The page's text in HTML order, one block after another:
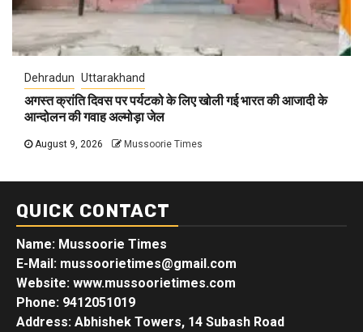
Dehradun Uttarakhand
अगस्त क्रांति दिवस पर पर्यटको के लिए खोली गई भारत की आजादी के
आन्दोलन की गवाह अल्मोड़ा जेल
August 9, 2026 Mussoorie Times
QUICK CONTACT
Name: Mussoorie Times
E-Mail: mussoorietimes@gmail.com
Website: www.mussoorietimes.com
Phone: 9412051019
Address: Abhishek Towers, 14 Subash Road